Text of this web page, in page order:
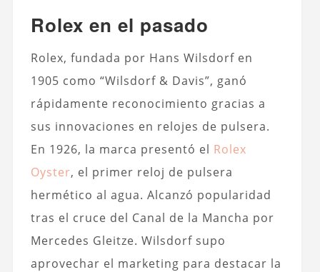
Rolex en el pasado
Rolex, fundada por Hans Wilsdorf en
1905 como “Wilsdorf & Davis”, ganó
rápidamente reconocimiento gracias a
sus innovaciones en relojes de pulsera.
En 1926, la marca presentó el Rolex
Oyster, el primer reloj de pulsera
hermético al agua. Alcanzó popularidad
tras el cruce del Canal de la Mancha por
Mercedes Gleitze. Wilsdorf supo
aprovechar el marketing para destacar la